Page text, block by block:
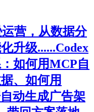
营，从数据分
升级......Codex
如何用MCP自
、如何用
动生成广告架